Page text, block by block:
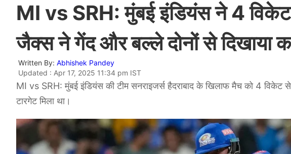
MI vs SRH: मुंबई इंडियंस ने 4 विकेट
जैक्स ने गेंद और बल्ले दोनों से दिखाया
Written By: Abhishek Pandey
Updated : Apr 17, 2025 11:34 pm IST
MI vs SRH: मुंबई इंडियंस की टीम सनराइजर्स हैदराबाद के खिलाफ मैच को 4 विकेट
टारगेट मिला था।